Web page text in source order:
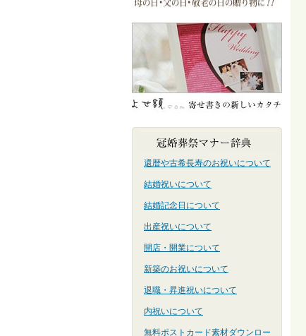
還暦や古希長寿のお祝いについて
結婚祝いについて
結婚記念日について
出産祝いについて
開店・開業について
新築のお祝いについて
退職・昇進祝いについて
内祝いについて
無料ポストカード素材ダウンロー